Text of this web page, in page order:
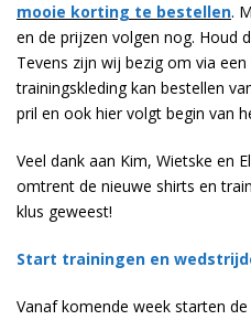
mooie korting te bestellen.
en de prijzen volgen nog. Houd
Tevens zijn wij bezig om via
trainingskleding kan bestellen
pril en ook hier volgt begin van
Veel dank aan Kim, Wietske en
omtrent de nieuwe shirts en
klus geweest!
Start trainingen en
Vanaf komende week starten